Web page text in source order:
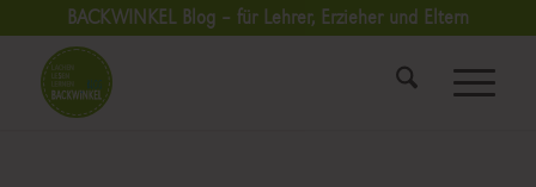
BACKWINKEL Blog – für Lehrer, Erzieher und Eltern